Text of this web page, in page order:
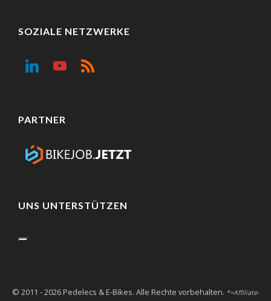
SOZIALE NETZWERKE
PARTNER
UNS UNTERSTÜTZEN
© 2011 - 2026 Pedelecs & E-Bikes. Alle Rechte vorbehalten. *=Affiliate-